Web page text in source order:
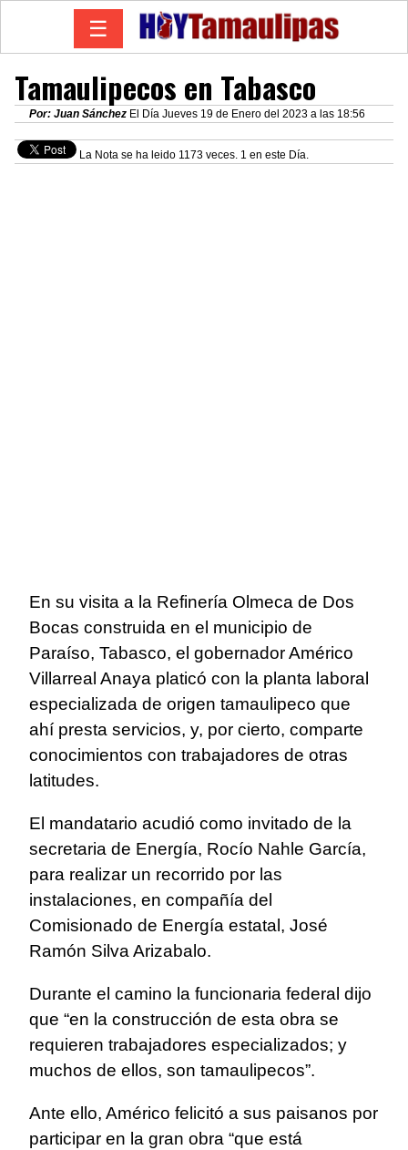
☰
Tamaulipecos en Tabasco
Por: Juan Sánchez El Día Jueves 19 de Enero del 2023 a las 18:56
La Nota se ha leido 1173 veces. 1 en este Día.
En su visita a la Refinería Olmeca de Dos
Bocas construida en el municipio de
Paraíso, Tabasco, el gobernador Américo
Villarreal Anaya platicó con la planta laboral
especializada de origen tamaulipeco que
ahí presta servicios, y, por cierto, comparte
conocimientos con trabajadores de otras
latitudes.
El mandatario acudió como invitado de la
secretaria de Energía, Rocío Nahle García,
para realizar un recorrido por las
instalaciones, en compañía del
Comisionado de Energía estatal, José
Ramón Silva Arizabalo.
Durante el camino la funcionaria federal dijo
que “en la construcción de esta obra se
requieren trabajadores especializados; y
muchos de ellos, son tamaulipecos”.
Ante ello, Américo felicitó a sus paisanos por
participar en la gran obra “que está